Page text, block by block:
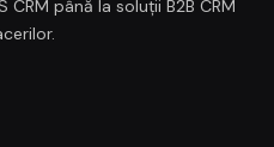
până la soluții B2B CRM